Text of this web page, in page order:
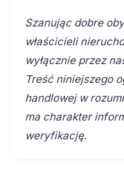
Szanując dobre
właścicieli
wyłącznie przez
Treść niniejszego
handlowej w
ma charakter
weryfikację.